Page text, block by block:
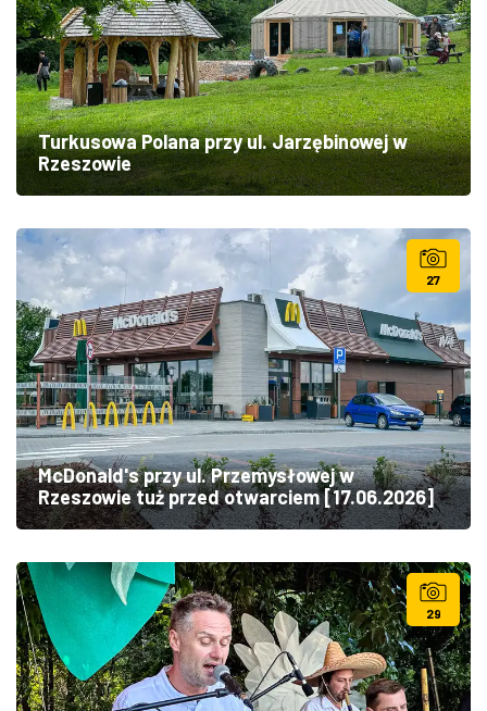
Turkusowa Polana przy ul. Jarzębinowej w
Rzeszowie
27
McDonald's przy ul. Przemysłowej w
Rzeszowie tuż przed otwarciem [17.06.2026]
29